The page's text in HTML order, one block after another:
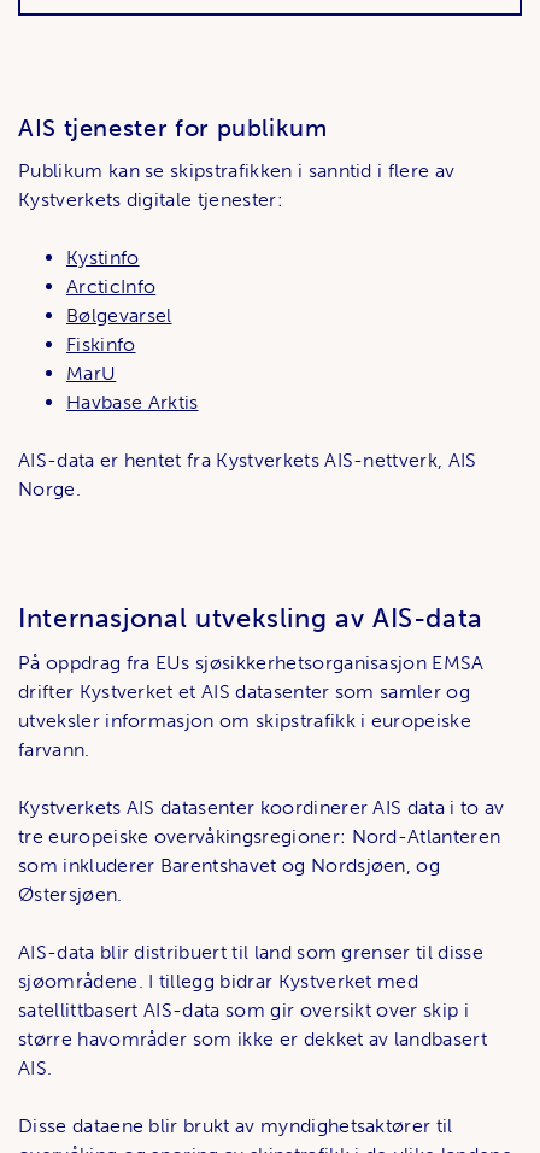
AIS tjenester for publikum
Publikum kan se skipstrafikken i sanntid i flere av
Kystverkets digitale tjenester:
Kystinfo
ArcticInfo
Bølgevarsel
Fiskinfo
MarU
Havbase Arktis
AIS-data er hentet fra Kystverkets AIS-nettverk, AIS
Norge.
Internasjonal utveksling av AIS-data
På oppdrag fra EUs sjøsikkerhetsorganisasjon EMSA
drifter Kystverket et AIS datasenter som samler og
utveksler informasjon om skipstrafikk i europeiske
farvann.
Kystverkets AIS datasenter koordinerer AIS data i to av
tre europeiske overvåkingsregioner: Nord-Atlanteren
som inkluderer Barentshavet og Nordsjøen, og
Østersjøen.
AIS-data blir distribuert til land som grenser til disse
sjøområdene. I tillegg bidrar Kystverket med
satellittbasert AIS-data som gir oversikt over skip i
større havområder som ikke er dekket av landbasert
AIS.
Disse dataene blir brukt av myndighetsaktører til